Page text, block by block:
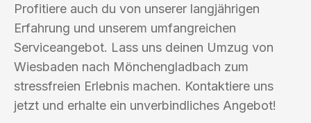
Profitiere auch du von unserer langjährigen
Erfahrung und unserem umfangreichen
Serviceangebot. Lass uns deinen Umzug von
Wiesbaden nach Mönchengladbach zum
stressfreien Erlebnis machen. Kontaktiere uns
jetzt und erhalte ein unverbindliches Angebot!